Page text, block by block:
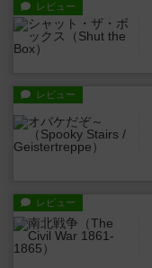
レビュー
レビュー
レビュー